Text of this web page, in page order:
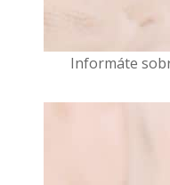
Informáte